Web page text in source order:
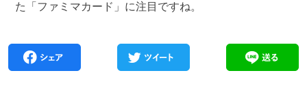
た「ファミマカード」に注目ですね。